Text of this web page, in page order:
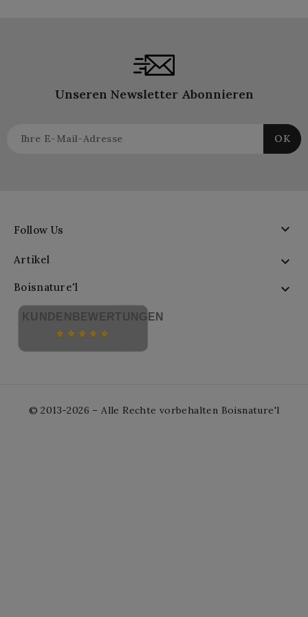
Unseren Newsletter Abonnieren
Follow Us 
Artikel 
Boisnature'l 
KUNDENBEWERTUNGEN
© 2013-2026 – Alle Rechte vorbehalten Boisnature'l